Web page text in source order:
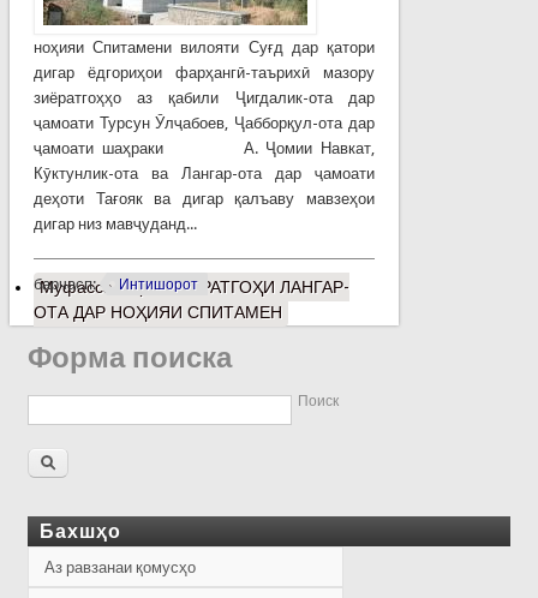
ноҳияи Спитамени вилояти Суғд дар қатори
дигар ёдгориҳои фарҳангӣ-таърихӣ мазору
зиёратгоҳҳо аз қабили Ҷигдалик-ота дар
ҷамоати Турсун Ӯлҷабоев, Ҷабборқул-ота дар
ҷамоати шаҳраки А. Ҷомии Навкат,
Кӯктунлик-ота ва Лангар-ота дар ҷамоати
деҳоти Тағояк ва дигар қалъаву мавзеҳои
дигар низ мавҷуданд...
барчасп: Интишорот
Муфассалтаро ЗИЁРАТГОҲИ ЛАНГАР-
ОТА ДАР НОҲИЯИ СПИТАМЕН
Форма поиска
Поиск
Бахшҳо
Аз равзанаи қомусҳо